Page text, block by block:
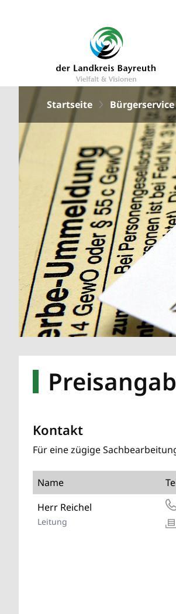
Startseite Bürgerservice
Kontakt
Für eine zügige
Name
Herr Reichel
Leitung